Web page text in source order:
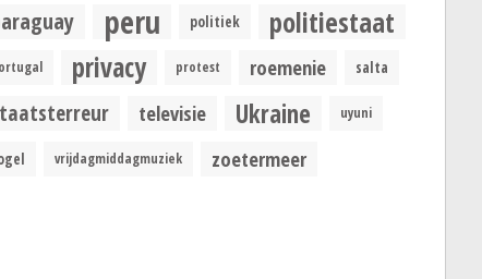
peru politiek politiestaat
privacy protest roemenie salta
televisie Ukraine uyuni
vrijdagmiddagmuziek zoetermeer